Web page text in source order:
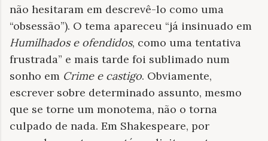
não hesitaram em descrevê-lo como uma
“obsessão”). O tema apareceu “já insinuado em
Humilhados e ofendidos, como uma tentativa
frustrada” e mais tarde foi sublimado num
sonho em Crime e castigo. Obviamente,
escrever sobre determinado assunto, mesmo
que se torne um monotema, não o torna
culpado de nada. Em Shakespeare, por